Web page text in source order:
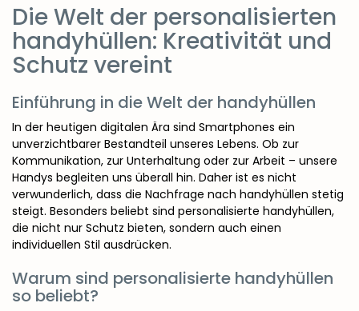
Die Welt der personalisierten
handyhüllen: Kreativität und
Schutz vereint
Einführung in die Welt der handyhüllen
In der heutigen digitalen Ära sind Smartphones ein
unverzichtbarer Bestandteil unseres Lebens. Ob zur
Kommunikation, zur Unterhaltung oder zur Arbeit – unsere
Handys begleiten uns überall hin. Daher ist es nicht
verwunderlich, dass die Nachfrage nach handyhüllen stetig
steigt. Besonders beliebt sind personalisierte handyhüllen,
die nicht nur Schutz bieten, sondern auch einen
individuellen Stil ausdrücken.
Warum sind personalisierte handyhüllen
so beliebt?